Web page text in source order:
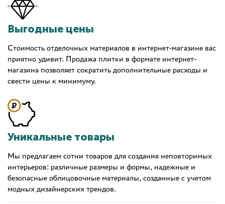
Выгодные цены
Стоимость отделочных материалов в интернет-магазине вас
приятно удивит. Продажа плитки в формате интернет-
магазина позволяет сократить дополнительные расходы и
свести цены к минимуму.
Уникальные товары
Мы предлагаем сотни товаров для создания неповторимых
интерьеров: различные размеры и формы, надежные и
безопасные облицовочные материалы, созданные с учетом
модных дизайнерских трендов.